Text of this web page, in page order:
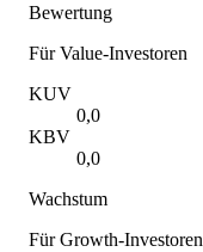
Bewertung
Für Value-Investoren
KUV
0,0
KBV
0,0
Wachstum
Für Growth-Investoren